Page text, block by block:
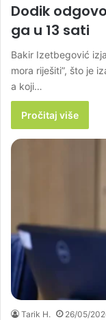
Dodik
ga u 13 sati
Bakir Izetbegović
mora riješiti”, što je
a koji…
Pročitaj više
Tarik H. 26/05/